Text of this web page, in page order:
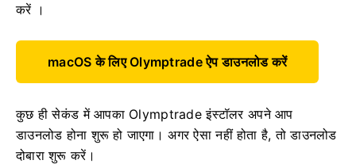
करें ।
macOS के लिए Olymptrade ऐप डाउनलोड करें
कुछ ही सेकंड में आपका Olymptrade इंस्टॉलर अपने आप
डाउनलोड होना शुरू हो जाएगा। अगर ऐसा नहीं होता है, तो डाउनलोड
दोबारा शुरू करें।